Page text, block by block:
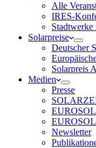
Alle
IRES-
Solarpreise
Deutscher
Solarpreis
Medien
Presse
Newsletter